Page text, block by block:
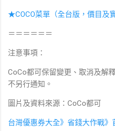
★COCO菜單（全台版，價目及
＝＝＝＝＝＝
注意事項：
CoCo都可保留變更、取消及解
不另行通知。
圖片及資料來源：CoCo都可
台灣優惠券大全》省錢大作戰》